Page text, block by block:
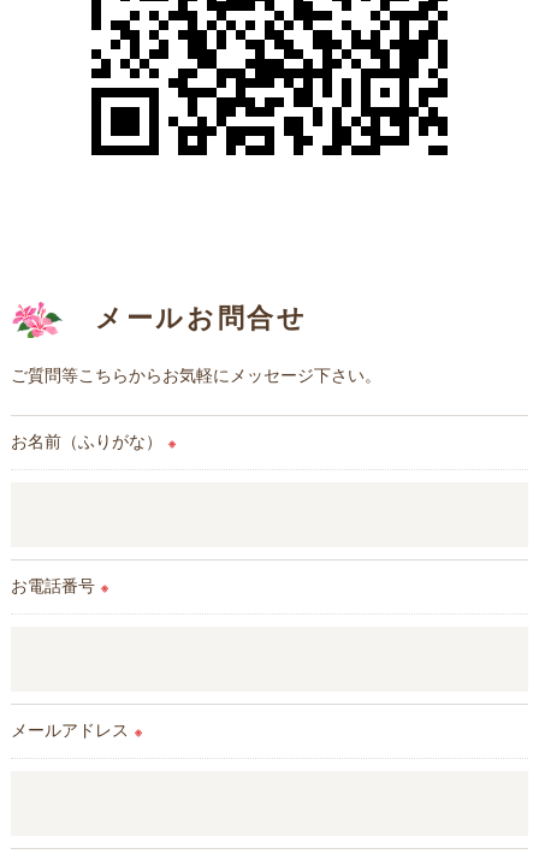
メールお問合せ
ご質問等こちらからお気軽にメッセージ下さい。
お名前（ふりがな） ※
お電話番号 ※
メールアドレス ※